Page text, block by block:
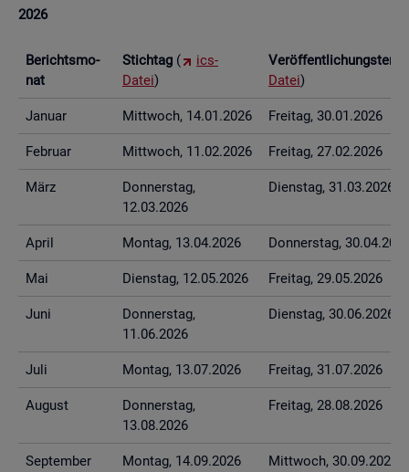
2026
Be­richts­mo­
nat
Stich­tag (
ics-
Datei)
Datei)
Ja­nu­ar Mitt­woch, 14.01.2026 Frei­tag, 30.01.2026
Fe­bru­ar Mitt­woch, 11.02.2026 Frei­tag, 27.02.2026
März
Don­ners­tag,
12.03.2026
Diens­tag, 31.03.2026
April Mon­tag, 13.04.2026 Don­ners­tag,
Mai Diens­tag, 12.05.2026 Frei­tag, 29.05.2026
Juni
Don­ners­tag,
11.06.2026
Diens­tag, 30.06.2026
Juli Mon­tag, 13.07.2026 Frei­tag, 31.07.2026
Au­gust
Don­ners­tag,
13.08.2026
Frei­tag, 28.08.2026
Sep­tem­ber Mon­tag, 14.09.2026 Mitt­woch, 30.09.2026